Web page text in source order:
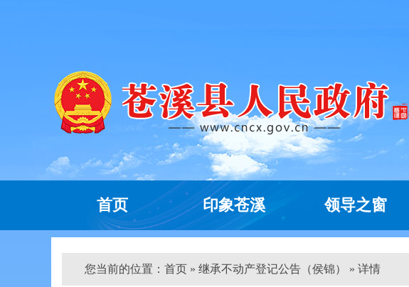
首页 印象苍溪 领导之窗
您当前的位置： 首页 » 继承不动产登记公告（侯锦） » 详情